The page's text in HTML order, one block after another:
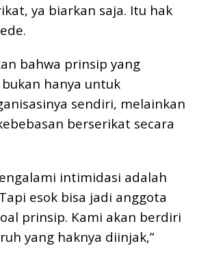
ya biarkan saja. Itu hak
bahwa prinsip yang
hanya untuk
sendiri, melainkan
berserikat secara
intimidasi adalah
esok bisa jadi anggota
prinsip. Kami akan berdiri
yang haknya diinjak,”